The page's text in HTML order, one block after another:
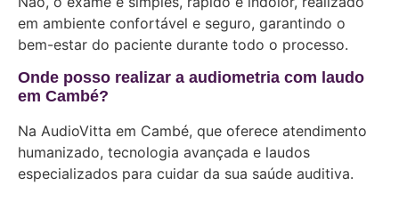
em ambiente confortável e seguro, garantindo o
bem-estar do paciente durante todo o processo.
Onde posso realizar a audiometria com laudo
em Cambé?
Na AudioVitta em Cambé, que oferece atendimento
humanizado, tecnologia avançada e laudos
especializados para cuidar da sua saúde auditiva.